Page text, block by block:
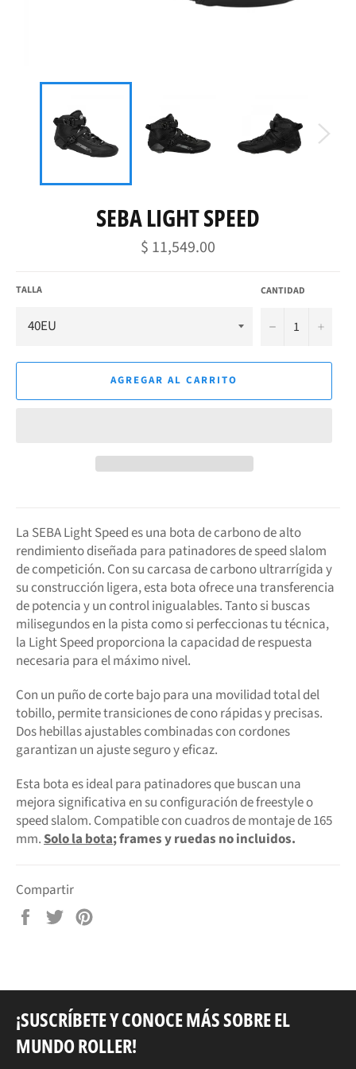
SEBA LIGHT SPEED
Precio
habitual
$ 11,549.00
TALLA CANTIDAD
− +
AGREGAR AL CARRITO
La SEBA Light Speed es una bota de carbono de alto
rendimiento diseñada para patinadores de speed slalom
de competición. Con su carcasa de carbono ultrarrígida y
su construcción ligera, esta bota ofrece una transferencia
de potencia y un control inigualables. Tanto si buscas
milisegundos en la pista como si perfeccionas tu técnica,
la Light Speed proporciona la capacidad de respuesta
necesaria para el máximo nivel.
Con un puño de corte bajo para una movilidad total del
tobillo, permite transiciones de cono rápidas y precisas.
Dos hebillas ajustables combinadas con cordones
garantizan un ajuste seguro y eficaz.
Esta bota es ideal para patinadores que buscan una
mejora significativa en su configuración de freestyle o
speed slalom. Compatible con cuadros de montaje de 165
mm.Solo la bota; frames y ruedas no incluidos.
Compartir
Compartir
Tuitear
¡SUSCRÍBETE Y CONOCE MÁS SOBRE EL
MUNDO ROLLER!